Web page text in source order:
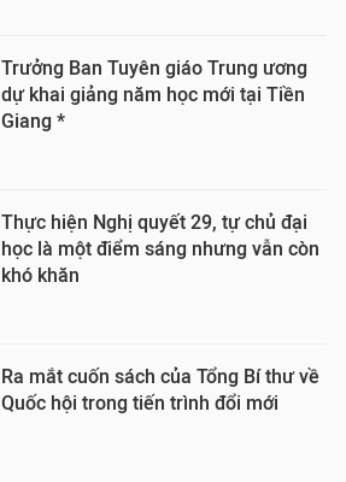
Trưởng Ban Tuyên giáo Trung ương
dự khai giảng năm học mới tại Tiền
Giang *
Thực hiện Nghị quyết 29, tự chủ đại
học là một điểm sáng nhưng vẫn còn
khó khăn
Ra mắt cuốn sách của Tổng Bí thư về
Quốc hội trong tiến trình đổi mới